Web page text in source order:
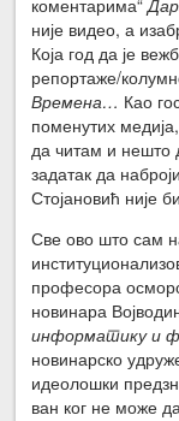
коментарима“
није видео, а
Која год да је
репортаже/
Времена… Као
поменутих
да читам и нешто
задатак да
Стојановић није
Све ово што сам
професора
новинара
информатику и
новинарско
идеолошки
ван ког не може